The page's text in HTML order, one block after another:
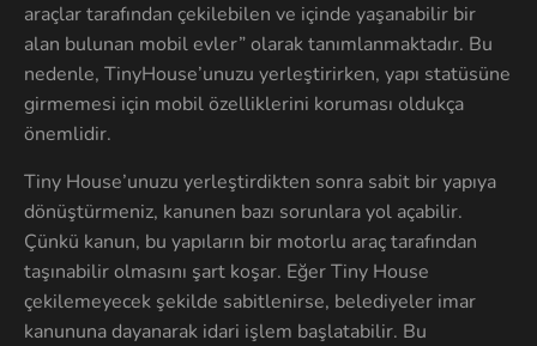
araçlar tarafından çekilebilen ve içinde yaşanabilir bir
alan bulunan mobil evler” olarak tanımlanmaktadır. Bu
nedenle, TinyHouse’unuzu yerleştirirken, yapı statüsüne
girmemesi için mobil özelliklerini koruması oldukça
önemlidir.
Tiny House’unuzu yerleştirdikten sonra sabit bir yapıya
dönüştürmeniz, kanunen bazı sorunlara yol açabilir.
Çünkü kanun, bu yapıların bir motorlu araç tarafından
taşınabilir olmasını şart koşar. Eğer Tiny House
çekilemeyecek şekilde sabitlenirse, belediyeler imar
kanununa dayanarak idari işlem başlatabilir. Bu